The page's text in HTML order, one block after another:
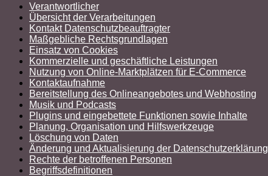
Verantwortlicher
Übersicht der Verarbeitungen
Kontakt Datenschutzbeauftragter
Maßgebliche Rechtsgrundlagen
Einsatz von Cookies
Kommerzielle und geschäftliche Leistungen
Nutzung von Online-Marktplätzen für E-Commerce
Kontaktaufnahme
Bereitstellung des Onlineangebotes und Webhosting
Musik und Podcasts
Plugins und eingebettete Funktionen sowie Inhalte
Planung, Organisation und Hilfswerkzeuge
Löschung von Daten
Änderung und Aktualisierung der Datenschutzerklärung
Rechte der betroffenen Personen
Begriffsdefinitionen